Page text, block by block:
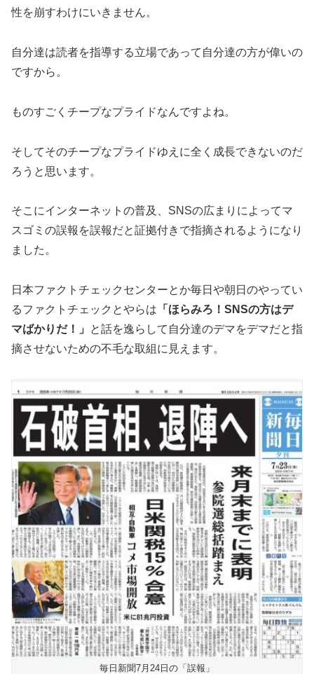
性を崩すわけにいきません。
自分達は読者を指導する立場であって自分達の方が偉いの
ですから。
ものすごくチープなプライドなんですよね。
そしてそのチープなプライドゆえに全く成長できないのだ
ろうと思います。
そこにインターネットの普及、SNSの広まりによってマ
スゴミの誤報を誤報だと証拠付きで指摘されるようになり
ました。
日本ファクトチェックセンターとか毎日や朝日のやってい
るファクトチェックとやらは 「ほらみろ！SNSの方はデ
マばかりだ！」
と話を逸らして自分達のデマをデマだと指
摘させないための不毛な取組に見えます。
毎日新聞7月24日の「誤報」